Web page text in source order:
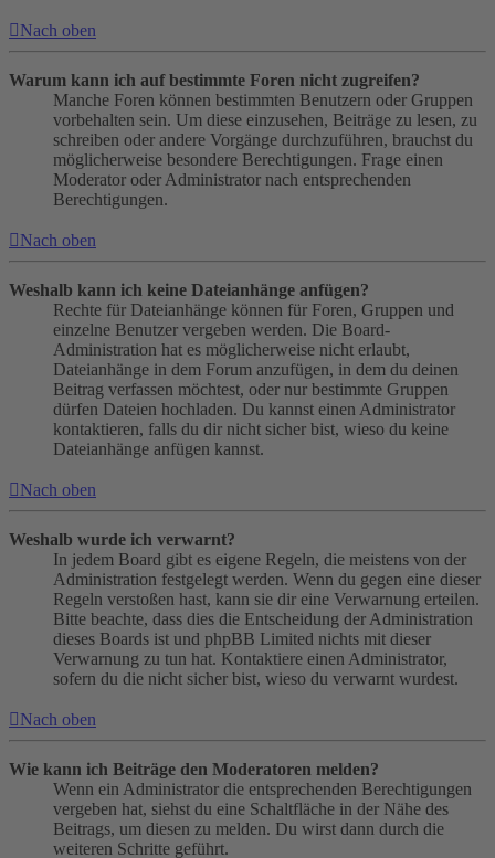
Nach oben
Warum kann ich auf bestimmte Foren nicht zugreifen?
Manche Foren können bestimmten Benutzern oder Gruppen
vorbehalten sein. Um diese einzusehen, Beiträge zu lesen, zu
schreiben oder andere Vorgänge durchzuführen, brauchst du
möglicherweise besondere Berechtigungen. Frage einen
Moderator oder Administrator nach entsprechenden
Berechtigungen.
Nach oben
Weshalb kann ich keine Dateianhänge anfügen?
Rechte für Dateianhänge können für Foren, Gruppen und
einzelne Benutzer vergeben werden. Die Board-
Administration hat es möglicherweise nicht erlaubt,
Dateianhänge in dem Forum anzufügen, in dem du deinen
Beitrag verfassen möchtest, oder nur bestimmte Gruppen
dürfen Dateien hochladen. Du kannst einen Administrator
kontaktieren, falls du dir nicht sicher bist, wieso du keine
Dateianhänge anfügen kannst.
Nach oben
Weshalb wurde ich verwarnt?
In jedem Board gibt es eigene Regeln, die meistens von der
Administration festgelegt werden. Wenn du gegen eine dieser
Regeln verstoßen hast, kann sie dir eine Verwarnung erteilen.
Bitte beachte, dass dies die Entscheidung der Administration
dieses Boards ist und phpBB Limited nichts mit dieser
Verwarnung zu tun hat. Kontaktiere einen Administrator,
sofern du die nicht sicher bist, wieso du verwarnt wurdest.
Nach oben
Wie kann ich Beiträge den Moderatoren melden?
Wenn ein Administrator die entsprechenden Berechtigungen
vergeben hat, siehst du eine Schaltfläche in der Nähe des
Beitrags, um diesen zu melden. Du wirst dann durch die
weiteren Schritte geführt.